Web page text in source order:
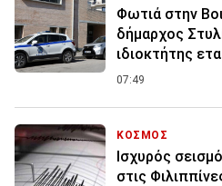
Φωτιά στην
δήμαρχος
ιδιοκτήτης
07:49
ΚΟΣΜΟΣ
Ισχυρός
στις